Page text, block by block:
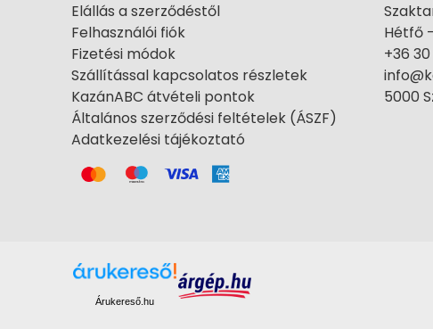
Elállás a szerződéstől
Felhasználói fiók
Fizetési módok
Szállítással kapcsolatos részletek
KazánABC átvételi pontok
Általános szerződési feltételek (ÁSZF)
Adatkezelési tájékoztató
Hétfő
+36
5000
Árukereső.hu